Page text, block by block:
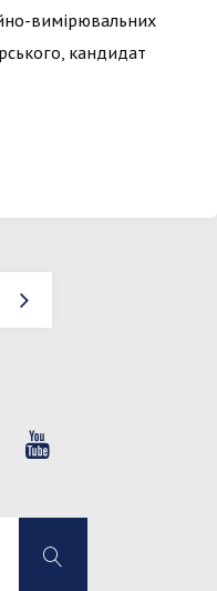
вимірювальних
кандидат
Пошук